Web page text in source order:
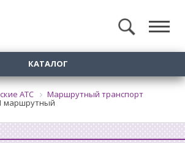
КАТАЛОГ
АТС Маршрутный транспорт
маршрутный